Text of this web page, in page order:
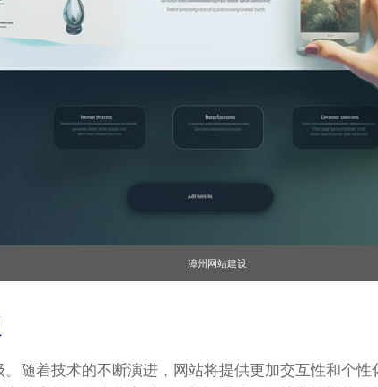
漳州网站建设
随着技术的不断演进，网站将提供更加交互性和个